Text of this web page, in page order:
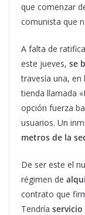
que comenzar
comunista que
A falta de
este jueves, se
travesía una, en
tienda llamada
opción fuerza
usuarios. Un
metros de la
De ser este el
régimen de
contrato que
Tendría servicio